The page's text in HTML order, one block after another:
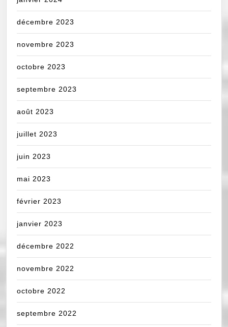
décembre 2023
novembre 2023
octobre 2023
septembre 2023
août 2023
juillet 2023
juin 2023
mai 2023
février 2023
janvier 2023
décembre 2022
novembre 2022
octobre 2022
septembre 2022